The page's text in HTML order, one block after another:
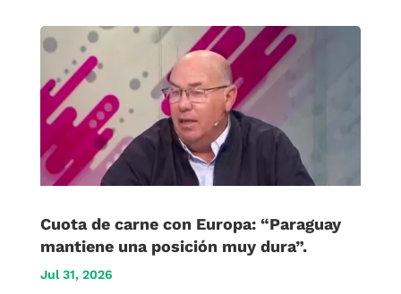
Cuota de carne con Europa: “Paraguay
mantiene una posición muy dura”.
Jul 31, 2026